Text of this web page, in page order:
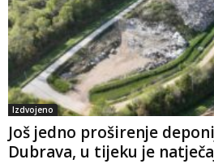
Izdvojeno
Još jedno proširenje
Dubrava, u tijeku je